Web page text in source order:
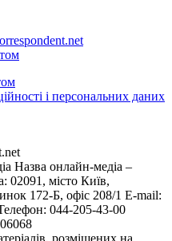
і персональних даних
Назва онлайн-медіа –
02091, місто Київ,
172-Б, офіс 208/1 E-mail:
044-205-43-00
розміщених на